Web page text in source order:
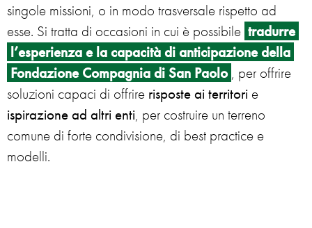
singole missioni, o in modo trasversale rispetto ad
esse. Si tratta di occasioni in cui è possibile tradurre
l’esperienza e la capacità di anticipazione della
Fondazione Compagnia di San Paolo , per offrire
soluzioni capaci di offrire risposte ai territori e
ispirazione ad altri enti, per costruire un terreno
comune di forte condivisione, di best practice e
modelli.